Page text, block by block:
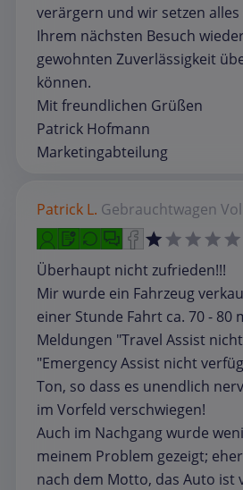
verärgern und wir setzen alles
Ihrem nächsten Besuch
gewohnten Zuverlässigkeit
können.
Mit freundlichen Grüßen
Patrick Hofmann
Marketingabteilung
Patrick L. Gebrauchtwagen
Überhaupt nicht zufrieden!!!
Mir wurde ein Fahrzeug
einer Stunde Fahrt ca. 70 - 80
Meldungen "Travel Assist
"Emergency Assist nicht
Ton, so dass es unendlich
im Vorfeld verschwiegen!
Auch im Nachgang wurde
meinem Problem gezeigt;
nach dem Motto, das Auto ist